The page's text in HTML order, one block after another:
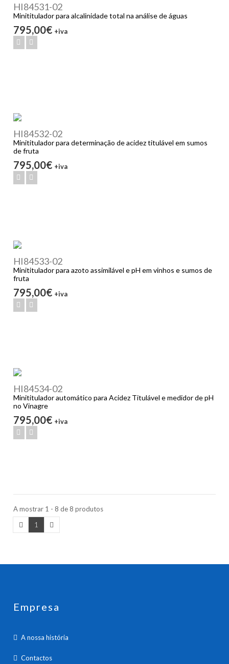
HI84531-02
Minititulador para alcalinidade total na análise de águas
795,00€ +iva
HI84532-02
Minititulador para determinação de acidez titulável em sumos
de fruta
795,00€ +iva
HI84533-02
Minititulador para azoto assimilável e pH em vinhos e sumos de
fruta
795,00€ +iva
HI84534-02
Minititulador automático para Acidez Titulável e medidor de pH
no Vinagre
795,00€ +iva
A mostrar 1 - 8 de 8 produtos
1
Empresa
A nossa história
Contactos